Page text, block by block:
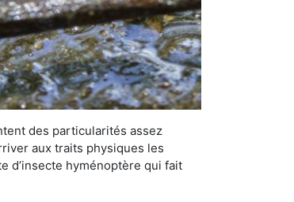
des particularités assez
aux traits physiques les
d’insecte hyménoptère qui fait